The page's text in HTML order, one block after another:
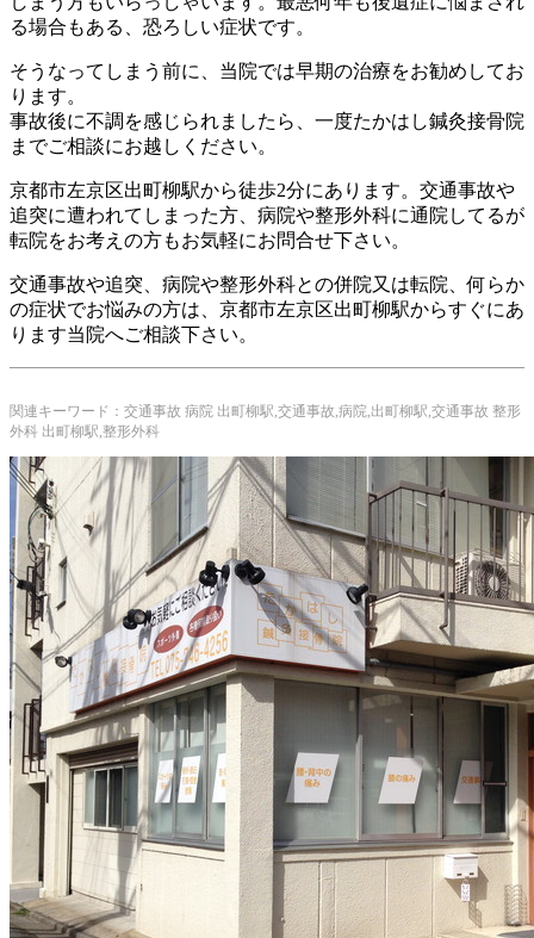
る場合もある、恐ろしい症状です。
そうなってしまう前に、当院では早期の治療をお勧めしてお
ります。
事故後に不調を感じられましたら、一度たかはし鍼灸接骨院
までご相談にお越しください。
京都市左京区出町柳駅から徒歩2分にあります。交通事故や
追突に遭われてしまった方、病院や整形外科に通院してるが
転院をお考えの方もお気軽にお問合せ下さい。
交通事故や追突、病院や整形外科との併院又は転院、何らか
の症状でお悩みの方は、京都市左京区出町柳駅からすぐにあ
ります当院へご相談下さい。
関連キーワード：交通事故 病院 出町柳駅,交通事故,病院,出町柳駅,交通事故 整形
外科 出町柳駅,整形外科